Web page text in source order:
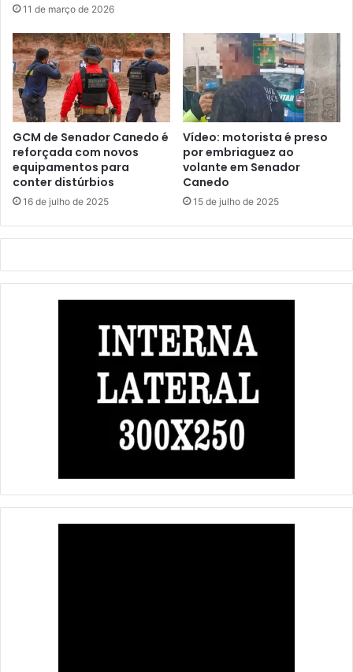
11 de março de 2026
GCM de Senador Canedo é
reforçada com novos
equipamentos para
conter distúrbios
16 de julho de 2025
Vídeo: motorista é preso
por embriaguez ao
volante em Senador
Canedo
15 de julho de 2025